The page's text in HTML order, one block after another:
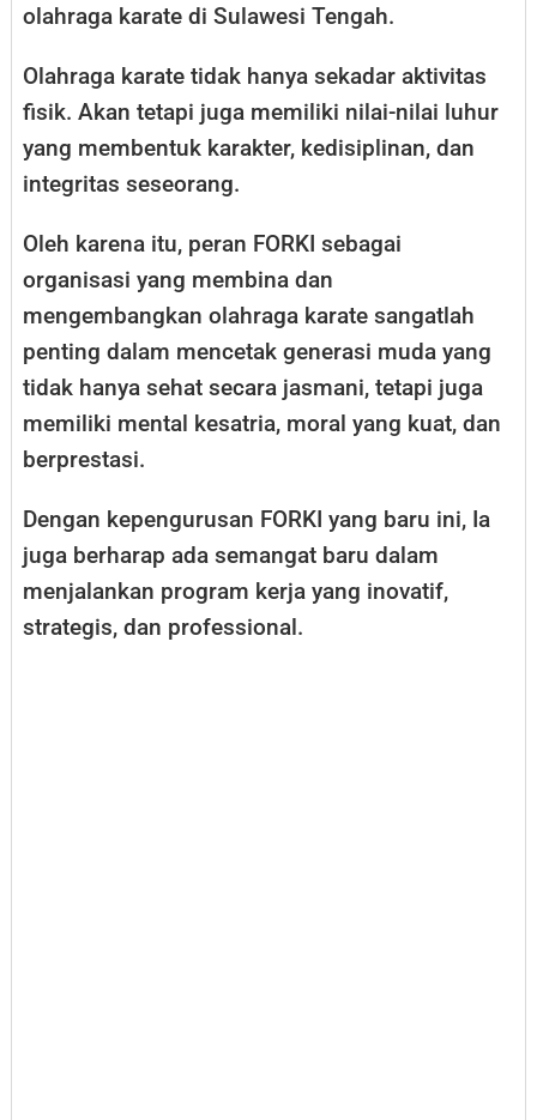
olahraga karate di Sulawesi Tengah.
Olahraga karate tidak hanya sekadar aktivitas
fisik. Akan tetapi juga memiliki nilai-nilai luhur
yang membentuk karakter, kedisiplinan, dan
integritas seseorang.
Oleh karena itu, peran FORKI sebagai
organisasi yang membina dan
mengembangkan olahraga karate sangatlah
penting dalam mencetak generasi muda yang
tidak hanya sehat secara jasmani, tetapi juga
memiliki mental kesatria, moral yang kuat, dan
berprestasi.
Dengan kepengurusan FORKI yang baru ini, Ia
juga berharap ada semangat baru dalam
menjalankan program kerja yang inovatif,
strategis, dan professional.